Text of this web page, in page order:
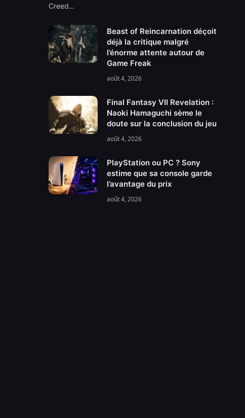
Creed…
Beast of Reincarnation déçoit
déjà la critique malgré
l’énorme attente autour de
Game Freak
août 4, 2026
Final Fantasy VII Revelation :
Naoki Hamaguchi sème le
doute sur la conclusion du jeu
août 4, 2026
PlayStation ou PC ? Sony
estime que sa console garde
l’avantage du prix
août 4, 2026